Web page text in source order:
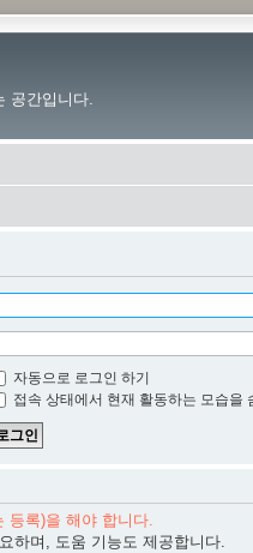
공간입니다.
자동으로 로그인 하기
접속 상태에서 현재 활동하는 모습을
등록)을 해야 합니다.
하며, 도움 기능도 제공합니다.